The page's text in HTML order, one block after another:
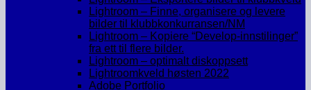
Lightroom – Finne, organisere og levere
bilder til klubbkonkurransen/NM
Lightroom – Kopiere “Develop-innstilinger”
fra ett til flere bilder.
Lightroom – optimalt diskoppsett
Lightroomkveld høsten 2022
Adobe Portfolio